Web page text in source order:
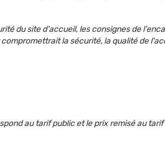
du site d'accueil, les consignes de
la sécurité, la qualité de
au tarif public et le prix remisé au